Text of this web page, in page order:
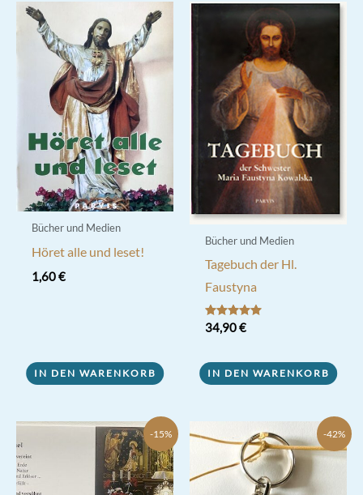
Bücher und Medien
Höret alle und leset!
1,60€
IN DEN WARENKORB
Bücher und Medien
Tagebuch der Hl.
Faustyna
Bewertet mit
5.00
34,90€
IN DEN WARENKORB
-15% -42%